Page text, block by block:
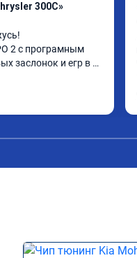
300C»
2 с програмным
заслонок и егр в
топлива
в аварийном
их расход